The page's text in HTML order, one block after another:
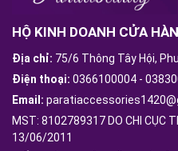
HỘ KINH DOANH CỬA
Địa chỉ: 75/6 Thông Tây Hội,
Điện thoại: 0366100004 -
Email:
MST: 8102789317 DO CHI CỤC
13/06/2011